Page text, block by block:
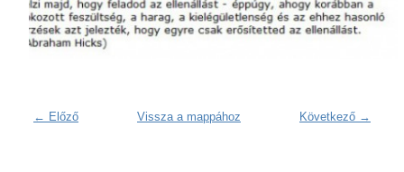
← Előző Következő →
Vissza a mappához